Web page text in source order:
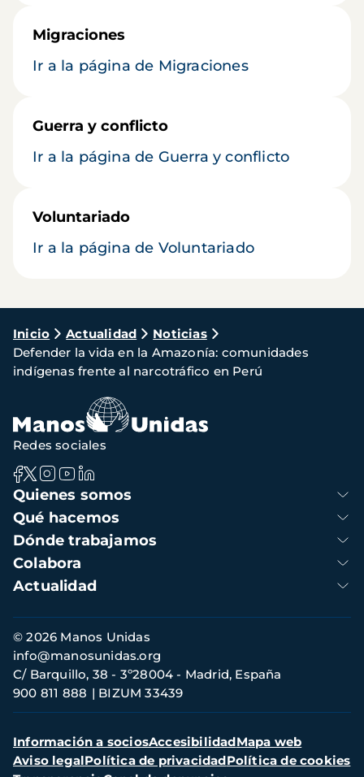
Migraciones
Ir a la página de Migraciones
Guerra y conflicto
Ir a la página de Guerra y conflicto
Voluntariado
Ir a la página de Voluntariado
Ruta
de
navegación
Inicio Actualidad
Noticias
Defender la vida en la Amazonía: comunidades
indígenas frente al narcotráfico en Perú
Navegación
principal
Quienes somos
Qué hacemos
Dónde trabajamos
Colabora
Actualidad
Redes sociales
Información
de
contacto
© 2026 Manos Unidas
C/ Barquillo, 38 - 3º28004 - Madrid, España
900 811 888
BIZUM 33439
info@manosunidas.org
Menú
secundario
Información a sociosAccesibilidadMapa web
Aviso legalPolítica de privacidadPolítica de cookies